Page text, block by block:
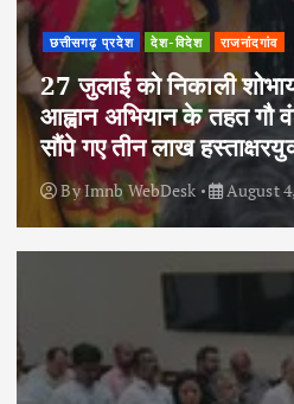
छत्तीसगढ़ प्रदेश देश-विदेश राजनांदगांव
27 जुलाई को निकाली
आह्वान अभियान के तहत गौ
सौंपे गए तीन लाख
ByImnb WebDesk August